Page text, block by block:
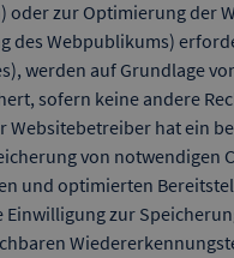
zur Optimierung der
des Webpublikums)
werden auf Grundlage
sofern keine andere
Websitebetreiber hat ein
von notwendigen
und optimierten
Einwilligung zur